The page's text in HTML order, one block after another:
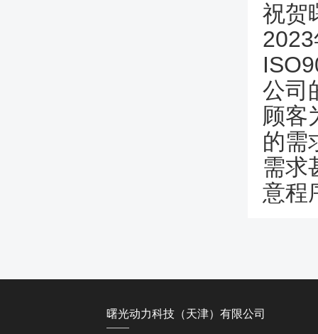
祝贺
公司
顾客
的需
需求
意程
曙光动力科技（天津）有限公司
——